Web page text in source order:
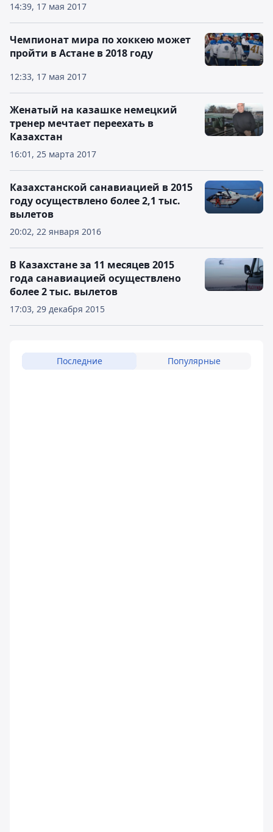
14:39, 17 мая 2017
12:33, 17 мая 2017
Чемпионат мира по хоккею может
пройти в Астане в 2018 году
16:01, 25 марта 2017
Женатый на казашке немецкий
тренер мечтает переехать в
Казахстан
20:02, 22 января 2016
Казахстанской санавиацией в 2015
году осуществлено более 2,1 тыс.
вылетов
17:03, 29 декабря 2015
В Казахстане за 11 месяцев 2015
года санавиацией осуществлено
более 2 тыс. вылетов
Последние Популярные